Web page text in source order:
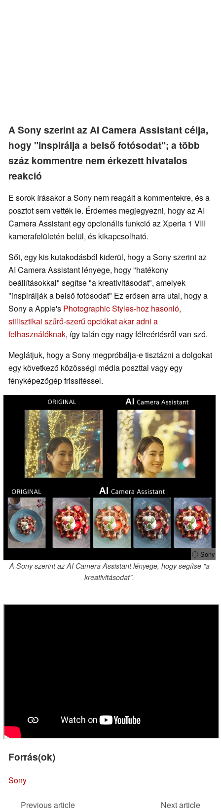
A Sony szerint az AI Camera Assistant célja,
hogy "inspirálja a belső fotósodat"; a több
száz kommentre nem érkezett hivatalos
reakció
E sorok írásakor a Sony nem reagált a kommentekre, és a
posztot sem vették le. Érdemes megjegyezni, hogy az AI
Camera Assistant egy opcionális funkció az Xperia 1 VIII
kamerafelületén belül, és kikapcsolható.
Sőt, egy kis kutakodásból kiderül, hogy a Sony szerint az
AI Camera Assistant lényege, hogy "hatékony
beállításokkal" segítse "a kreativitásodat", amelyek
"inspirálják a belső fotósodat" Ez erősen arra utal, hogy a
Sony a Apple's Photographic Styles-hoz hasonló,
stilisztikai szűrő-szerű opciókat akar adni a
felhasználóknak, így talán egy nagy félreértésről van szó.
Meglátjuk, hogy a Sony megpróbálja-e tisztázni a dolgokat
egy következő közösségi média poszttal vagy egy
fényképezőgép frissítéssel.
ⓘ Sony
A Sony szerint az AI Camera Assistant lényege, hogy segítse "a
kreativitásodat".
Forrás(ok)
Sony
Previous article
Next article